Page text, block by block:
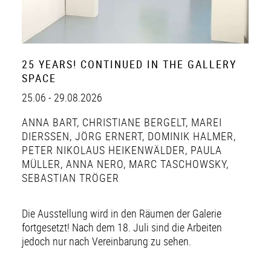
25 YEARS! CONTINUED IN THE GALLERY
SPACE
25.06 - 29.08.2026
ANNA BART, CHRISTIANE BERGELT, MAREI
DIERSSEN , JÖRG ERNERT, DOMINIK HALMER,
PETER NIKOLAUS HEIKENWÄLDER, PAULA
MÜLLER, ANNA NERO, MARC TASCHOWSKY,
SEBASTIAN TRÖGER
Die Ausstellung wird in den Räumen der Galerie
fortgesetzt! Nach dem 18. Juli sind die Arbeiten
jedoch nur nach Vereinbarung zu sehen.